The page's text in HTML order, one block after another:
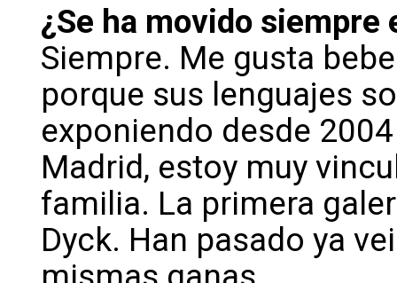
¿Se ha movido siempre
Siempre. Me gusta
porque sus lenguajes
exponiendo desde
Madrid, estoy muy
familia. La primera
Dyck. Han pasado ya